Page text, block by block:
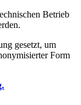
Betrieb
gesetzt, um
Form